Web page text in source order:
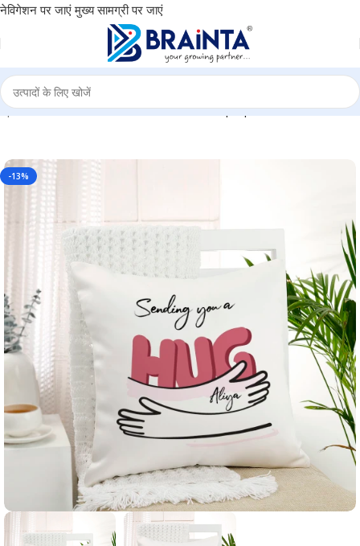
नेविगेशन पर जाएं मुख्य सामग्री पर जाएं
| Personalized Pillow – Personal and all purpose use – BG-PC03
-13%